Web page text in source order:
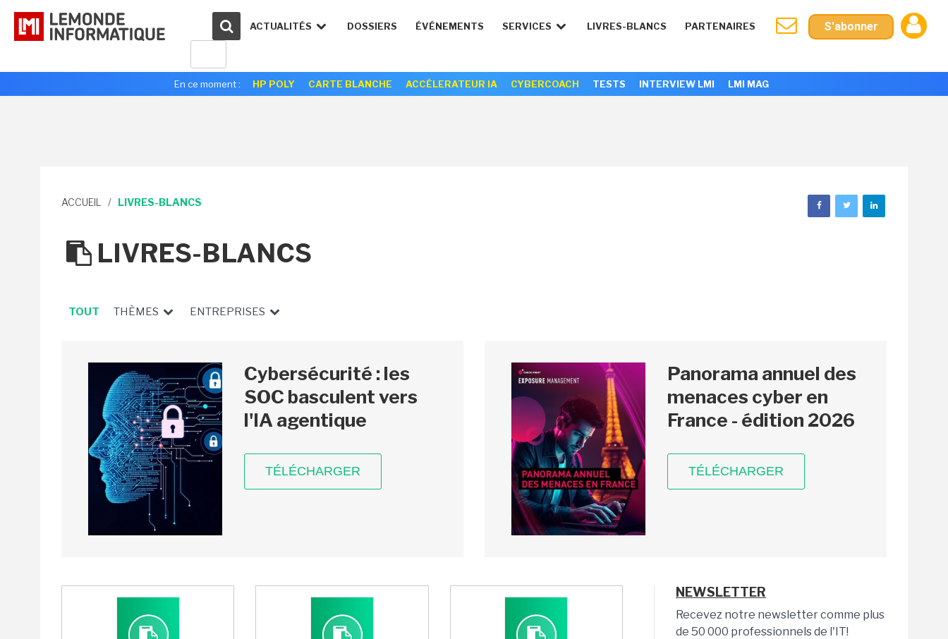
ACTUALITÉS DOSSIERS ÉVÉNEMENTS SERVICES LIVRES-BLANCS PARTENAIRES S'abonner
En ce moment : HP POLY CARTE BLANCHE ACCÉLERATEUR IA CYBERCOACH TESTS INTERVIEW LMI LMI MAG
ACCUEIL / LIVRES-BLANCS
LIVRES-BLANCS
TOUT THÈMES ENTREPRISES
Cybersécurité : les
SOC basculent vers
l'IA agentique
TÉLÉCHARGER
Panorama annuel des
menaces cyber en
France - édition 2026
TÉLÉCHARGER
NEWSLETTER
Recevez notre newsletter comme plus
de 50 000 professionnels de l'IT!